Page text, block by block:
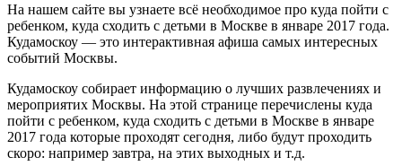
На нашем сайте вы узнаете всё необходимое про куда пойти с
ребенком, куда сходить с детьми в Москве в январе 2017 года.
Кудамоскоу — это интерактивная афиша самых интересных
событий Москвы.
Кудамоскоу собирает информацию о лучших развлечениях и
мероприятих Москвы. На этой странице перечислены куда
пойти с ребенком, куда сходить с детьми в Москве в январе
2017 года которые проходят сегодня, либо будут проходить
скоро: например завтра, на этих выходных и т.д.